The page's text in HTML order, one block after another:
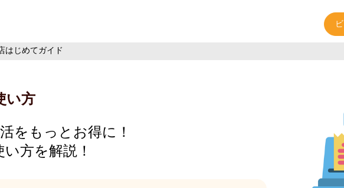
はじめてガイド
い方
をもっとお得に！
方を解説！